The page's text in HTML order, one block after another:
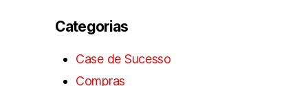
Categorias
Case de Sucesso
Compras